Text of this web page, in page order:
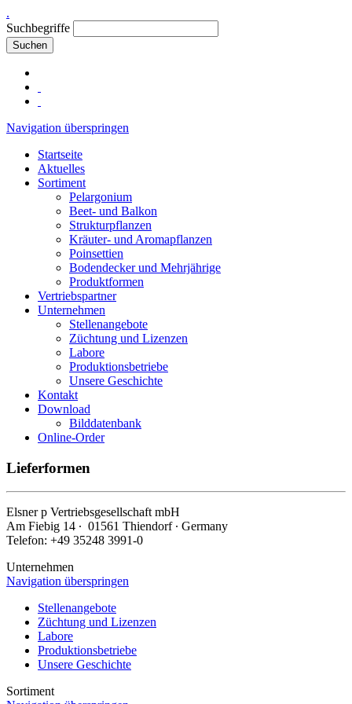
.
Suchbegriffe
Suchen
Navigation überspringen
Startseite
Aktuelles
Sortiment
Pelargonium
Beet- und Balkon
Strukturpflanzen
Kräuter- und Aromapflanzen
Poinsettien
Bodendecker und Mehrjährige
Produktformen
Vertriebspartner
Unternehmen
Stellenangebote
Züchtung und Lizenzen
Labore
Produktionsbetriebe
Unsere Geschichte
Kontakt
Download
Bilddatenbank
Online-Order
Lieferformen
Elsnerp Vertriebsgesellschaft mbH
Am Fiebig 14 ∙ 01561 Thiendorf ∙ Germany
Telefon: +49 35248 3991-0
Unternehmen
Navigation überspringen
Stellenangebote
Züchtung und Lizenzen
Labore
Produktionsbetriebe
Unsere Geschichte
Sortiment